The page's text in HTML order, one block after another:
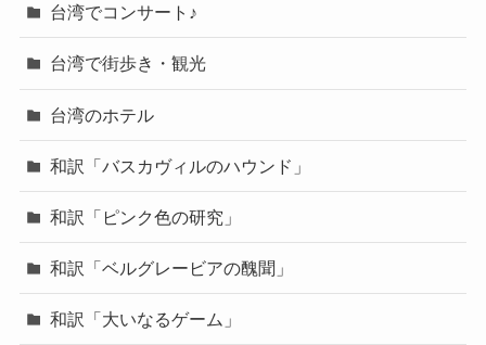
台湾でコンサート♪
台湾で街歩き・観光
台湾のホテル
和訳「バスカヴィルのハウンド」
和訳「ピンク色の研究」
和訳「ベルグレービアの醜聞」
和訳「大いなるゲーム」